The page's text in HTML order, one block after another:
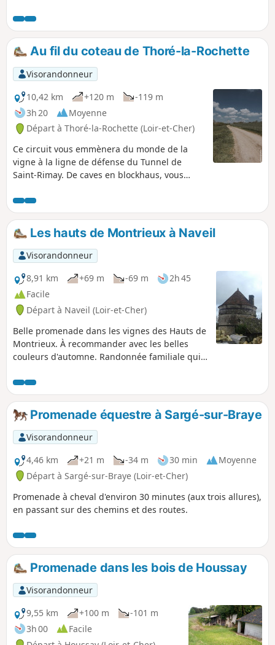
Au fil du coteau de Thoré-la-Rochette
Visorandonneur
10,42 km
+120 m
-119 m
3h 20
Moyenne
Départ à Thoré-la-Rochette (Loir-et-Cher)
Ce circuit vous emmènera du monde de la
vigne à la ligne de défense du Tunnel de
Saint-Rimay. De caves en blockhaus, vous
chantiers de restauration menés par
l'association Résurgence. Une belle vue sur la
vallée du Loir vous accompagnera sur une
grande partie de votre parcours.
Les hauts de Montrieux à Naveil
Visorandonneur
8,91 km
+69 m -69 m
2h 45
Facile
Départ à Naveil (Loir-et-Cher)
Belle promenade dans les vignes des Hauts de
Montrieux. À recommander avec les belles
couleurs d'automne. Randonnée familiale qui
pratiques).
Promenade équestre à Sargé-sur-Braye
Visorandonneur
4,46 km
+21 m -34 m 30 min
Moyenne
Départ à Sargé-sur-Braye (Loir-et-Cher)
Promenade à cheval d'environ 30 minutes (aux trois allures),
en passant sur des chemins et des routes.
Promenade dans les bois de Houssay
Visorandonneur
9,55 km
+100 m
-101 m
3h 00
Facile